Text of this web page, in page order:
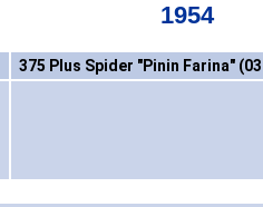
1954
375 Plus Spider "Pinin Farina"